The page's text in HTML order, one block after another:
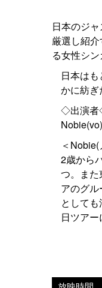
日本のジ
厳選し紹
る女性シ
日本は
かに紡ぎ
◇出演
＜
2歳から
つ。また
アのグ
として
日ツアー